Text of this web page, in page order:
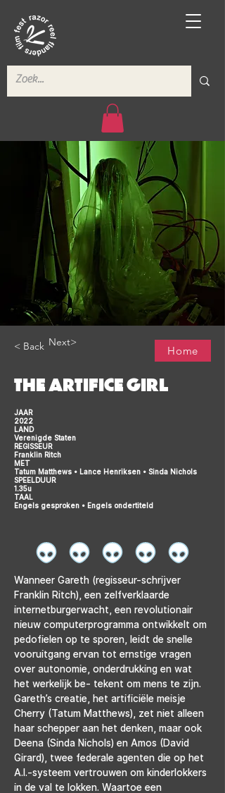
< Back Next>
Home
THE ARTIFICE GIRL
JAAR
2022
LAND
Verenigde Staten
REGISSEUR
Franklin Ritch
MET
Tatum Matthews • Lance Henriksen • Sinda Nichols
SPEELDUUR
1.35u
TAAL
Engels gesproken • Engels ondertiteld
Wanneer Gareth (regisseur-schrijver
Franklin Ritch), een zelfverklaarde
internetburgerwacht, een revolutionair
nieuw computerprogramma ontwikkelt om
pedofielen op te sporen, leidt de snelle
vooruitgang ervan tot ernstige vragen
over autonomie, onderdrukking en wat
het werkelijk be- tekent om mens te zijn.
Gareth’s creatie, het artificiële meisje
Cherry (Tatum Matthews), zet niet alleen
haar schepper aan het denken, maar ook
Deena (Sinda Nichols) en Amos (David
Girard), twee federale agenten die op het
A.I.-systeem vertrouwen om kinderlokkers
in de val te lokken. Waartoe een